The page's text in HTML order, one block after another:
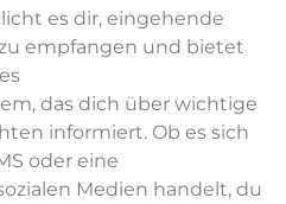
es dir, eingehende
empfangen und bietet
das dich über wichtige
informiert. Ob es sich
oder eine
Medien handelt, du